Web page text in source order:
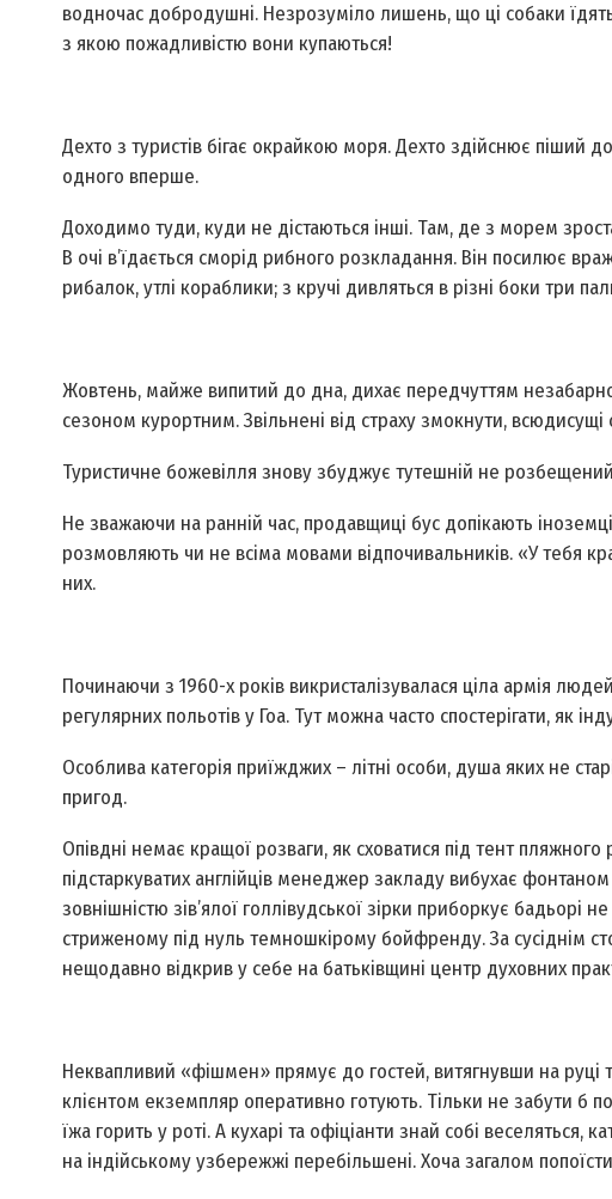
водночас добродушні. Незрозуміло лишень, що ці собаки
з якою пожадливістю вони купаються!
Дехто з туристів бігає окрайкою моря. Дехто здійснює піший
одного вперше.
Доходимо туди, куди не дістаються інші. Там, де з морем
В очі в’їдається сморід рибного розкладання. Він посилює
рибалок, утлі кораблики; з кручі дивляться в різні боки три
Жовтень, майже випитий до дна, дихає передчуттям
сезоном курортним. Звільнені від страху змокнути,
Туристичне божевілля знову збуджує тутешній не
Не зважаючи на ранній час, продавщиці бус допікають
розмовляють чи не всіма мовами відпочивальників. «У тебя
них.
Починаючи з 1960-х років викристалізувалася ціла армія
регулярних польотів у Гоа. Тут можна часто спостерігати, як
Особлива категорія приїжджих – літні особи, душа яких не
пригод.
Опівдні немає кращої розваги, як сховатися під тент
підстаркуватих англійців менеджер закладу вибухає
зовнішністю зів’ялої голлівудської зірки приборкує бадьорі
стриженому під нуль темношкірому бойфренду. За сусіднім
нещодавно відкрив у себе на батьківщині центр духовних
Неквапливий «фішмен» прямує до гостей, витягнувши на
клієнтом екземпляр оперативно готують. Тільки не забути б
їжа горить у роті. А кухарі та офіціанти знай собі
на індійському узбережжі перебільшені. Хоча загалом